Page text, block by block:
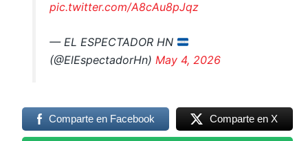
pic.twitter.com/A8cAu8pJqz
— EL ESPECTADOR HN
(@ElEspectadorHn) May 4, 2026
Comparte en Facebook Comparte en X